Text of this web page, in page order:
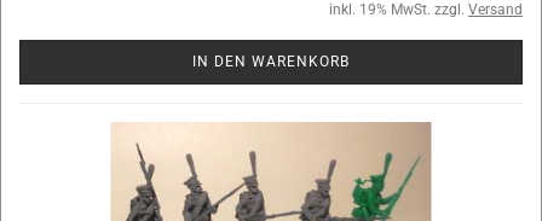
inkl. 19% MwSt. zzgl. Versand
IN DEN WARENKORB